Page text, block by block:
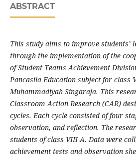
ABSTRACT
This study aims to improve students’
through the implementation of the
of Student Teams Achievement
Pancasila Education subject for class
Muhammadiyah Singaraja. This
Classroom Action Research (CAR)
cycles. Each cycle consisted of four
observation, and reflection. The
students of class VIII A. Data were
achievement tests and observation